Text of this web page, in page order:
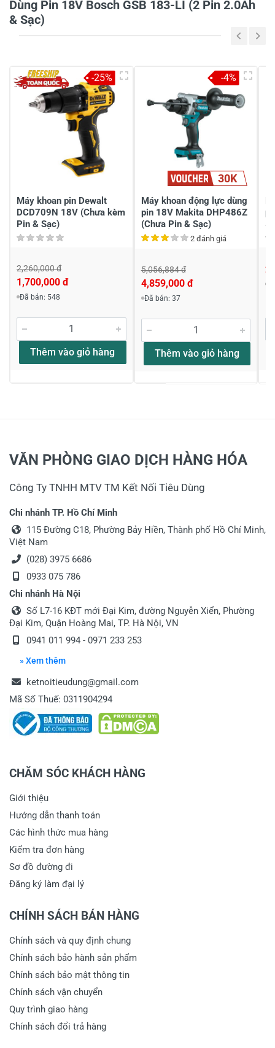
Gửi nhận xét
Dùng Pin 18V Bosch GSB 183-LI (2 Pin 2.0Ah
& Sạc)
Máy khoan pin Dewalt
DCD709N 18V (Chưa kèm
Pin & Sạc)
2,260,000 đ
1,700,000 đ
Đã bán: 548
Thêm vào giỏ hàng
-25%
30K
Máy khoan động lực dùng
pin 18V Makita DHP486Z
(Chưa Pin & Sạc)
2 đánh giá
5,056,884 đ
4,859,000 đ
Đã bán: 37
Thêm vào giỏ hàng
-4%
VĂN PHÒNG GIAO DỊCH HÀNG HÓA
Công Ty TNHH MTV TM Kết Nối Tiêu Dùng
Chi nhánh TP. Hồ Chí Minh
115 Đường C18, Phường Bảy Hiền, Thành phố Hồ Chí Minh,
Việt Nam
(028) 3975 6686
0933 075 786
Chi nhánh Hà Nội
Số L7-16 KĐT mới Đại Kim, đường Nguyễn Xiển, Phường
Đại Kim, Quận Hoàng Mai, TP. Hà Nội, VN
0941 011 994 - 0971 233 253
» Xem thêm
ketnoitieudung@gmail.com
Mã Số Thuế: 0311904294
CHĂM SÓC KHÁCH HÀNG
Giới thiệu
Hướng dẫn thanh toán
Các hình thức mua hàng
Kiểm tra đơn hàng
Sơ đồ đường đi
Đăng ký làm đại lý
CHÍNH SÁCH BÁN HÀNG
Chính sách và quy định chung
Chính sách bảo hành sản phẩm
Chính sách bảo mật thông tin
Chính sách vận chuyển
Quy trình giao hàng
Chính sách đổi trả hàng